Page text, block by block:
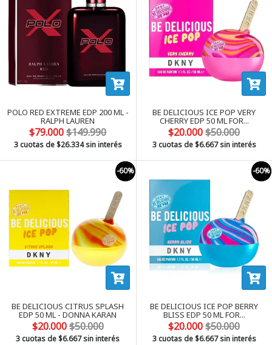
POLO RED EXTREME EDP 200 ML -
RALPH LAUREN
$79.000$149.990
3 cuotas de$26.334sin interés
BE DELICIOUS ICE POP VERY
CHERRY EDP 50 ML FOR...
$20.000$50.000
3 cuotas de$6.667sin interés
-60%
BE DELICIOUS CITRUS SPLASH
EDP 50 ML - DONNA KARAN
$20.000$50.000
3 cuotas de$6.667sin interés
-60%
BE DELICIOUS ICE POP BERRY
BLISS EDP 50 ML FOR...
$20.000$50.000
3 cuotas de$6.667sin interés